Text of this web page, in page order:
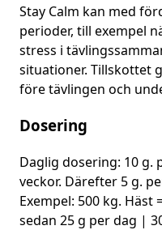
Stay Calm kan med
perioder, till exempel
stress i
situationer. Tillskottet
före tävlingen och
Dosering
Daglig dosering: 10 g.
veckor. Därefter 5 g.
Exempel: 500 kg. Häst
sedan 25 g per dag |